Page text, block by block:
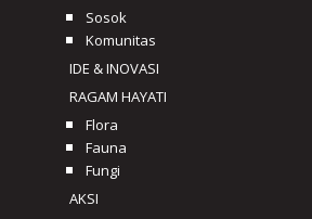
Sosok
Komunitas
IDE & INOVASI
RAGAM HAYATI
Flora
Fauna
Fungi
AKSI